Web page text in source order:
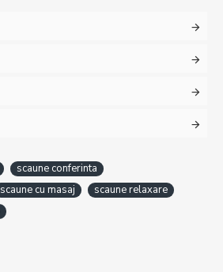
scaune conferinta
scaune cu masaj
scaune relaxare